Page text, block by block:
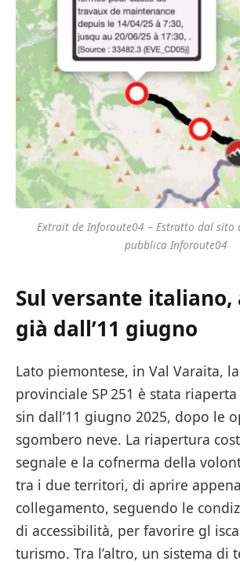
Extrait de Inforoute04 – Estratto dal sito
pubblica Inforoute04
Sul versante
già dall’11 giugno
Lato piemontese, in Val Varaita,
provinciale SP 251 è stata
sin dall’11 giugno 2025, dopo le
sgombero neve. La riapertura
segnale e la cofnerma della
tra i due territori, di aprire
collegamento, seguendo le
di accessibilità, per favorire gl
turismo. Tra l’altro, un sistema di